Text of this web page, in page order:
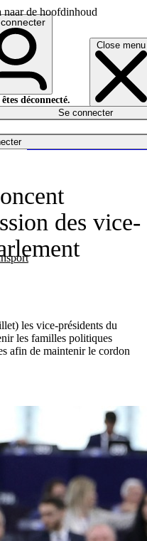
naar de hoofdinhoud
Close menu
déconnecté.
Se connecter
des vice-
les vice-présidents du
les familles politiques
afin de maintenir le cordon